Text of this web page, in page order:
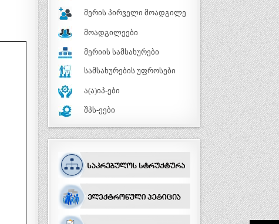
მერის პირველი მოადგილე
მოადგილეები
მერიის სამსახურები
სამსახურების უფროსები
ა(ა)იპ-ები
შპს-ეები